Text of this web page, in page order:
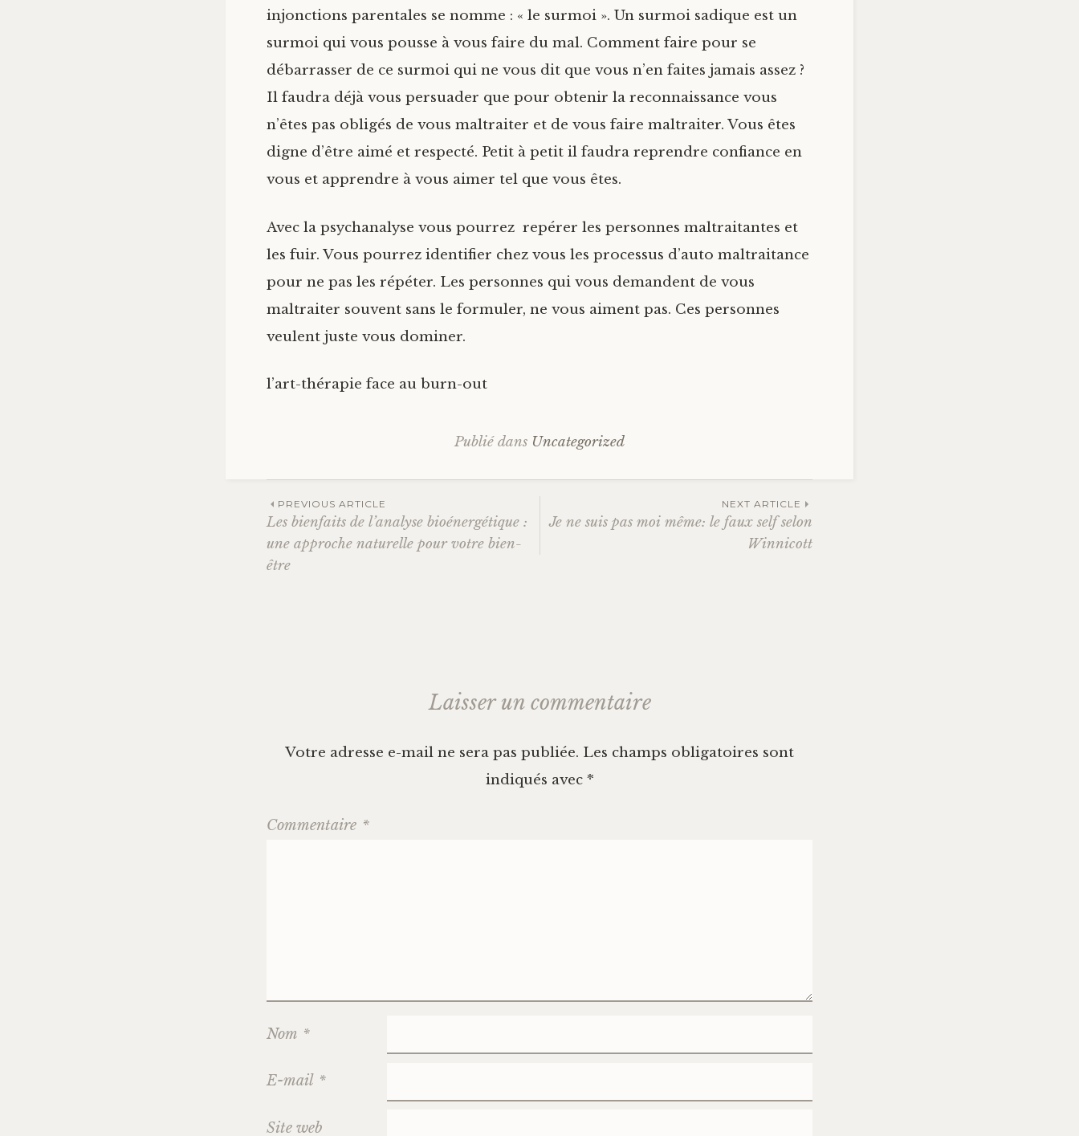
injonctions parentales se nomme : « le surmoi ». Un surmoi sadique est un
surmoi qui vous pousse à vous faire du mal. Comment faire pour se
débarrasser de ce surmoi qui ne vous dit que vous n’en faites jamais assez ?
Il faudra déjà vous persuader que pour obtenir la reconnaissance vous
n’êtes pas obligés de vous maltraiter et de vous faire maltraiter. Vous êtes
digne d’être aimé et respecté. Petit à petit il faudra reprendre confiance en
vous et apprendre à vous aimer tel que vous êtes.
Avec la psychanalyse vous pourrez repérer les personnes maltraitantes et
les fuir. Vous pourrez identifier chez vous les processus d’auto maltraitance
pour ne pas les répéter. Les personnes qui vous demandent de vous
maltraiter souvent sans le formuler, ne vous aiment pas. Ces personnes
veulent juste vous dominer.
l’art-thérapie face au burn-out
Publié dans Uncategorized
Navigation
des
PREVIOUS ARTICLE
Les bienfaits de l’analyse bioénergétique :
une approche naturelle pour votre bien-
être
NEXT ARTICLE
Je ne suis pas moi même: le faux self selon
Winnicott
Laisser un commentaire
Votre adresse e-mail ne sera pas publiée. Les champs obligatoires sont
indiqués avec *
Commentaire *
Nom *
E-mail *
Site web